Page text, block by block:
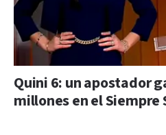
Quini 6: un apostador
millones en el Siempre